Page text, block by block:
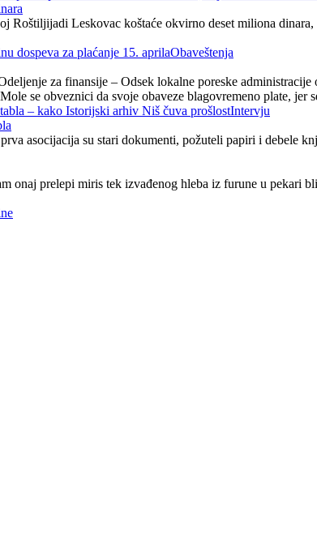
Roštiljijadi Leskovac koštaće okvirno deset miliona
Obaveštenja
za finansije – Odsek lokalne poreske
se obveznici da svoje obaveze blagovremeno plate,
Intervju
asocijacija su stari dokumenti, požuteli papiri i debele
onaj prelepi miris tek izvađenog hleba iz furune u pekari